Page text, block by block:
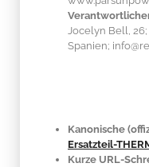
Jocelyn Bell,
Spanien;
Kanonische
Ersatzteil-
Kurze URL-